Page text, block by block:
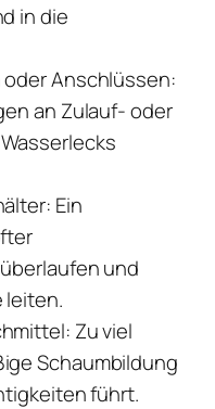
in die
oder Anschlüssen:
an Zulauf- oder
Ein
und
leiten.
Zu viel
Schaumbildung
führt.